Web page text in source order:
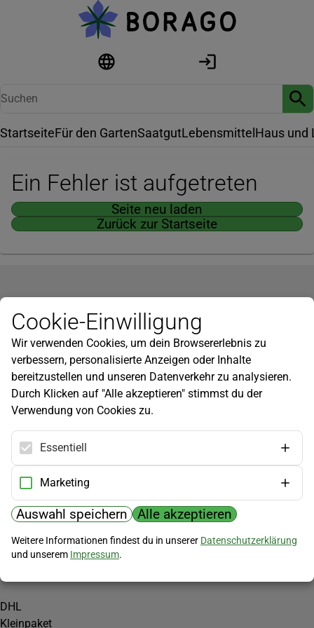
StartseiteFür den GartenSaatgutLebensmittel Haus und
Ein Fehler ist aufgetreten
Seite neu laden
Zurück zur Startseite
Newsletter
Infos zu neuen Produkten, Gartentipps und mehr findest du in
unserem Newsletter!
Jetzt anmelden
Hilfe
Kundenservice
Widerrufsbelehrung
Versandkosten
Zahlungsmöglichkeiten
PayPal
Vorkasse
Versand
DHL
Kleinpaket
Cookie-Einwilligung
Wir verwenden Cookies, um dein Browsererlebnis zu
verbessern, personalisierte Anzeigen oder Inhalte
bereitzustellen und unseren Datenverkehr zu analysieren.
Durch Klicken auf "Alle akzeptieren" stimmst du der
Verwendung von Cookies zu.
Essentiell
Marketing
Auswahl speichern Alle akzeptieren
Weitere Informationen findest du in unserer Datenschutzerklärung
und unserem Impressum.